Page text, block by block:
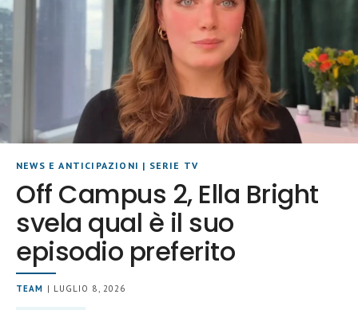
NEWS E ANTICIPAZIONI | SERIE TV
Off Campus 2, Ella Bright
svela qual è il suo
episodio preferito
TEAM | LUGLIO 8, 2026